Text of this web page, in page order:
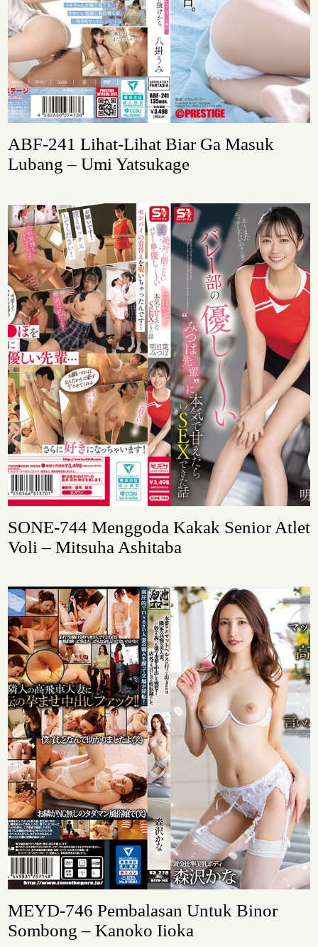
ABF-241 Lihat-Lihat Biar Ga Masuk
Lubang – Umi Yatsukage
SONE-744 Menggoda Kakak Senior Atlet
Voli – Mitsuha Ashitaba
MEYD-746 Pembalasan Untuk Binor
Sombong – Kanoko Iioka